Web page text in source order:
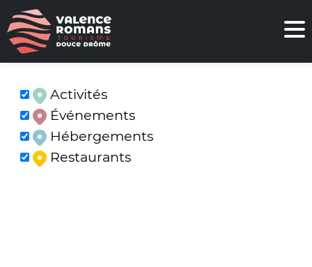
Activités
Événements
Hébergements
Restaurants